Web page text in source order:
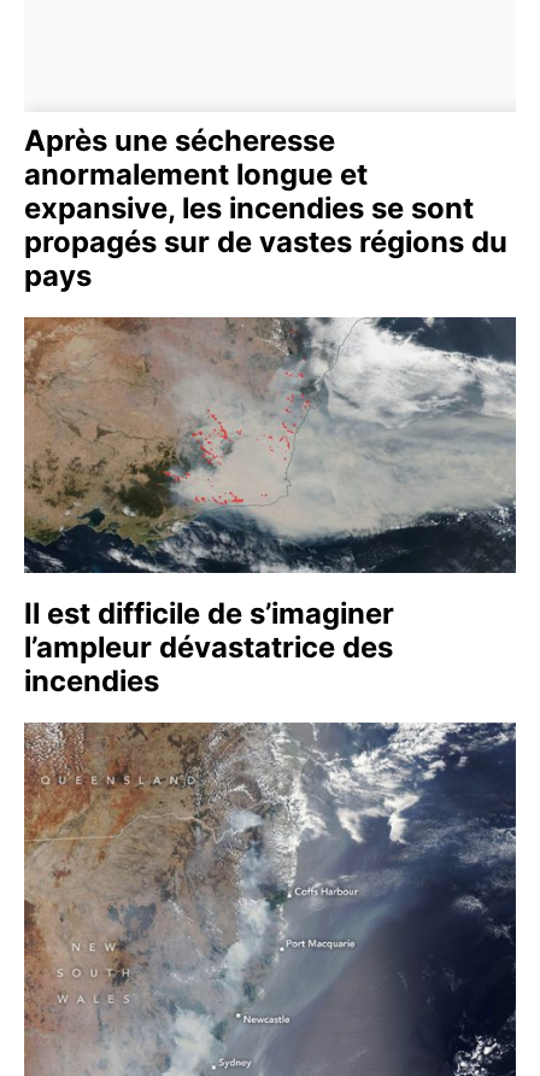
Après une sécheresse
anormalement longue et
expansive, les incendies se sont
propagés sur de vastes régions du
pays
Il est difficile de s’imaginer
l’ampleur dévastatrice des
incendies